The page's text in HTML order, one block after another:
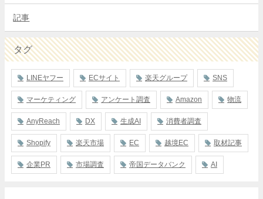
記事
タグ
LINEヤフー ECサイト 楽天グループ SNS
マーケティング アンケート調査 Amazon 物流
AnyReach DX 生成AI 消費者調査
Shopify 楽天市場 EC 越境EC 取材記事
企業PR 市場調査 帝国データバンク AI